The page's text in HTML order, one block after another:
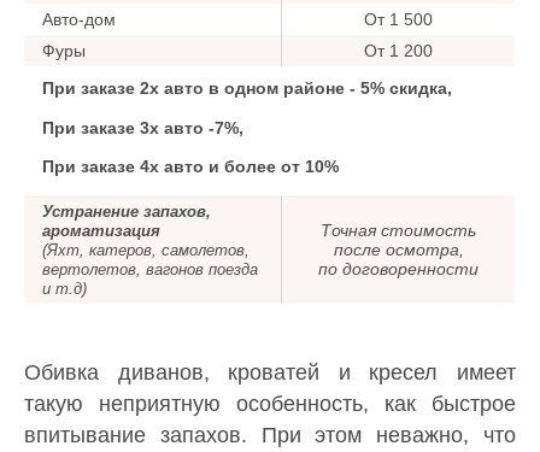
Авто-дом
От 1 500
Фуры
От 1 200
При заказе 2х авто в одном районе - 5% скидка,
При заказе 3х авто -7%,
При заказе 4х авто и более от 10%
Устранение запахов,
ароматизация
(Яхт, катеров, самолетов,
вертолетов, вагонов поезда
и т.д)
Точная стоимость
после осмотра,
по договоренности
Обивка диванов, кроватей и кресел имеет
такую неприятную особенность, как быстрое
впитывание запахов. При этом неважно, что